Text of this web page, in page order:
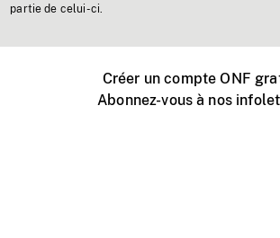
partie de celui-ci.
Créer un compte ONF
Abonnez-vous à nos